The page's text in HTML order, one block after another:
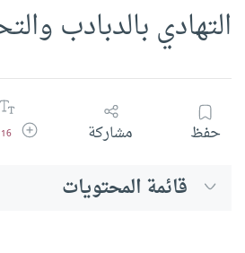
التهادي بالدبادب
حفظ مشاركة زيادة16
قائمة المحتويات